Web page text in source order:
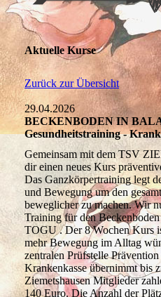
Aktuelle Kurse
Zurück zur Übersicht
29.04.2026
BECKENBODEN IN
Gesundheitstraining -
Gemeinsam mit dem TSV
dir einen neues Kurs
Das Ganzkörpertraining legt
und Bewegung um den
beweglicher zu machen. Wir
Training für den
TOGU . Der 8 Wochen Kurs
mehr Bewegung im Alltag
zentralen Prüfstelle
Krankenkasse übernimmt bis
Ziemetshausen Mitglieder
140 Euro. Die Anzahl der